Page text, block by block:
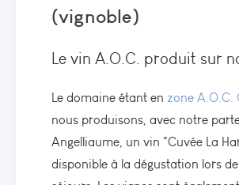
(vignoble)
Le vin A.O.C. produit sur
Le domaine étant en zone A.O.C.
nous produisons, avec notre
Angelliaume, un vin "Cuvée La
disponible à la dégustation lors